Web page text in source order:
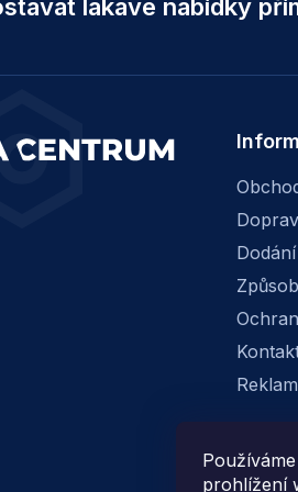
prohlížení
lákavé nabídky